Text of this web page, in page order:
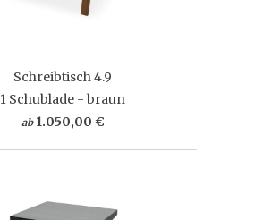
Schreibtisch 4.9
1 Schublade - braun
ab 1.050,00 €